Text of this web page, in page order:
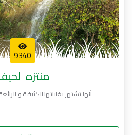
9340
منتزه
أنها تشتهر بغاباتها الكثيفة و